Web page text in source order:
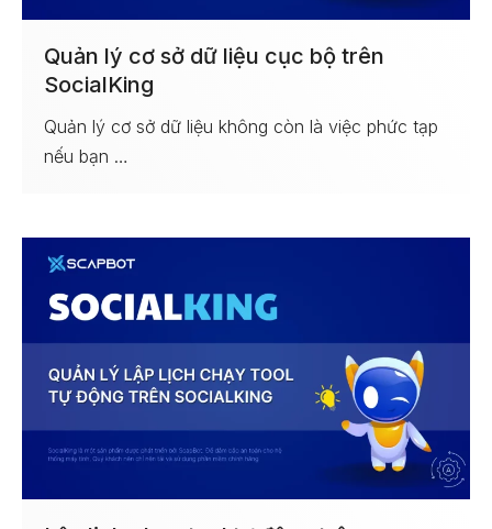
Quản lý cơ sở dữ liệu cục bộ trên
SocialKing
Quản lý cơ sở dữ liệu không còn là việc phức tạp
nếu bạn …